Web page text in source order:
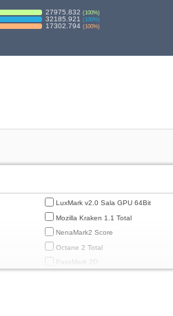
27975.832 (100%)
32185.921 (100%)
17302.794 (100%)
LuxMark v2.0 Sala GPU 64Bit
Mozilla Kraken 1.1 Total
NenaMark2 Score
Octane 2 Total
PassMark 2D